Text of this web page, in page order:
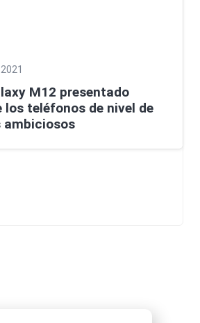
M12 presentado
los teléfonos de nivel de
ambiciosos